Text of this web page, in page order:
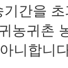
간을
농귀촌
니합니